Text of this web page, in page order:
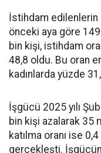
İstihdam edilenlerin
önceki aya göre
bin kişi, istihdam
48,8 oldu. Bu oran
kadınlarda yüzde
İşgücü 2025 yılı
bin kişi azalarak 35
katılma oranı ise
gerçekleşti.